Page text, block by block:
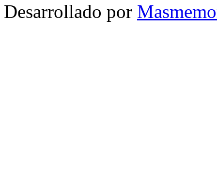
Desarrollado por